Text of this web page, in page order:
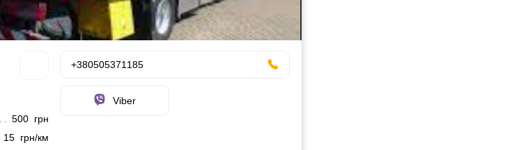
500 грн
15 грн/км
+380505371185
Viber